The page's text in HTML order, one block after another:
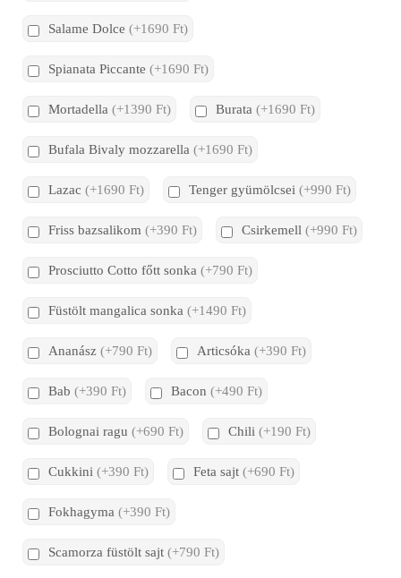
Salame Dolce (+1690 Ft)
Spianata Piccante (+1690 Ft)
Mortadella (+1390 Ft) Burata (+1690 Ft)
Bufala Bivaly mozzarella (+1690 Ft)
Lazac (+1690 Ft) Tenger gyümölcsei (+990 Ft)
Friss bazsalikom (+390 Ft) Csirkemell (+990 Ft)
Prosciutto Cotto főtt sonka (+790 Ft)
Füstölt mangalica sonka (+1490 Ft)
Ananász (+790 Ft) Articsóka (+390 Ft)
Bab (+390 Ft) Bacon (+490 Ft)
Bolognai ragu (+690 Ft) Chili (+190 Ft)
Cukkini (+390 Ft) Feta sajt (+690 Ft)
Fokhagyma (+390 Ft)
Scamorza füstölt sajt (+790 Ft)